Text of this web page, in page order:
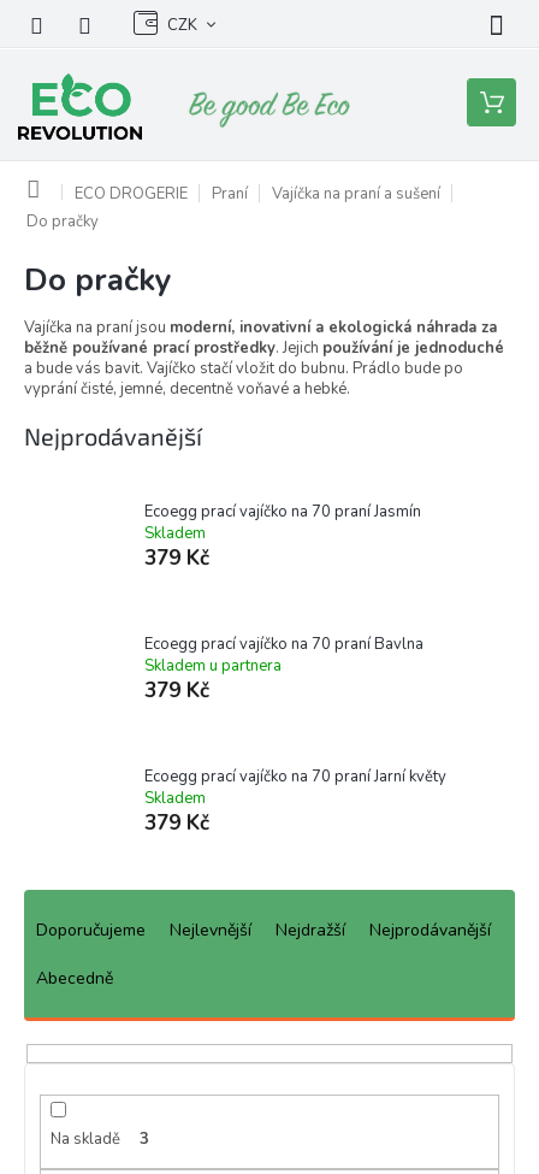
obsah
CZK
Nákupní
košík
Domů ECO DROGERIE Praní
Vajíčka na praní a sušení
Do pračky
Do pračky
Vajíčka na praníjsou moderní, inovativní a ekologická náhrada za
běžně používané prací prostředky. Jejich používání je jednoduché
a bude vás bavit. Vajíčko stačí vložit do bubnu. Prádlo bude po
vypráníčisté, jemné, decentně voňavé a hebké.
Nejprodávanější
Ecoegg prací vajíčko na 70 praní Jasmín
Skladem
379 Kč
Ecoegg prací vajíčko na 70 praní Bavlna
Skladem u partnera
379 Kč
Ecoegg prací vajíčko na 70 praní Jarní květy
Skladem
379 Kč
Ř
p
Doporučujeme Nejlevnější Nejdražší Nejprodávanější
Abecedně
Na skladě 3